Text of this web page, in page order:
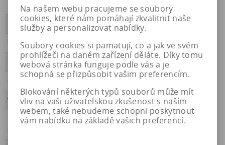
ledu
PŘILNAVOST B
Třída hluku B
HLUČNOST 70
OBDOBÍ celoroční
VALIVÝ ODPOR B
Přilnavost na
sněhu
ANO
Na našem webu pracujeme se soubory
cookies, které nám pomáhají zkvalitnit naše
služby a personalizovat nabídky.
Soubory cookies si pamatují, co a jak ve svém
prohlížeči na daném zařízení děláte. Díky tomu
webová stránka funguje podle vás a je
schopná se přizpůsobit vašim preferencím.
Blokování některých typů souborů může mít
vliv na vaši uživatelskou zkušenost s naším
webem, také nebudeme schopni poskytnout
vám nabídku na základě vašich preferencí.